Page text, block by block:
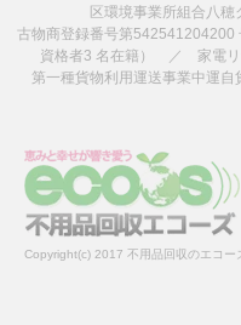
区環境事業所組合八穂
古物商登録番号第
資格者3 名在籍） ／ 家電リ
第一種貨物利用運送事業中運
Copyright(c) 2017 不用品回収のエコ